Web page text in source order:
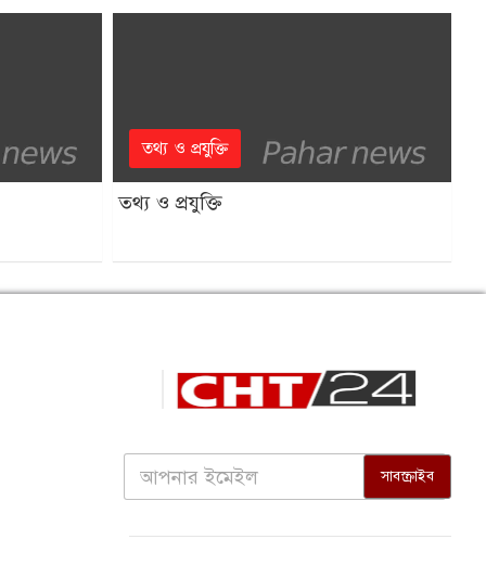
তথ্য ও প্রযুক্তি
তথ্য ও প্রযুক্তি
সাবস্ক্রাইব